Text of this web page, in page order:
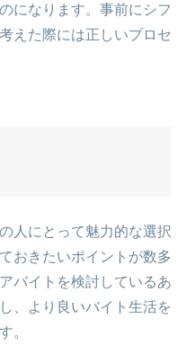
になります。事前にシフ
えた際には正しいプロセ
人にとって魅力的な選択
おきたいポイントが数多
バイトを検討しているあ
、より良いバイト生活を
。